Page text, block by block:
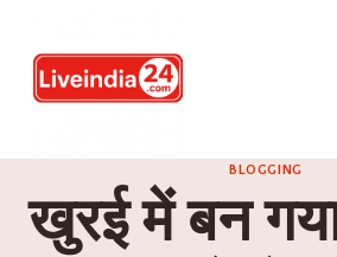
BLOGGING
खुरई में बन गया